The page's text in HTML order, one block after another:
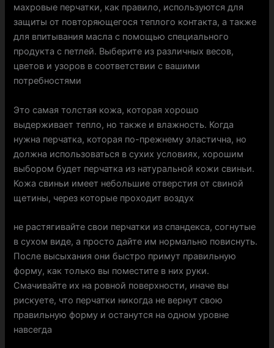
махровые перчатки, как правило, используются для
защиты от повторяющегося теплого контакта, а также
для впитывания масла с помощью специального
продукта с петлей. Выберите из различных весов,
цветов и узоров в соответствии с вашими
потребностями
Это самая толстая кожа, которая хорошо
выдерживает тепло, но также и влажность. Когда
нужна перчатка, которая по-прежнему эластична, но
должна использоваться в сухих условиях, хорошим
выбором будет перчатка из натуральной кожи свиньи.
Кожа свиньи имеет небольшие отверстия от свиной
щетины, через которые проходит воздух
не растягивайте свои перчатки из спандекса, согнутые
в сухом виде, а просто дайте им нормально повиснуть.
После высыхания они быстро примут правильную
форму, как только вы поместите в них руки.
Смачивайте их на ровной поверхности, иначе вы
рискуете, что перчатки никогда не вернут свою
правильную форму и останутся на одном уровне
навсегда